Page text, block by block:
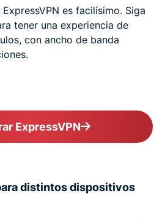
es facilísimo. Siga
tener una experiencia de
con ancho de banda
ExpressVPN
distintos dispositivos